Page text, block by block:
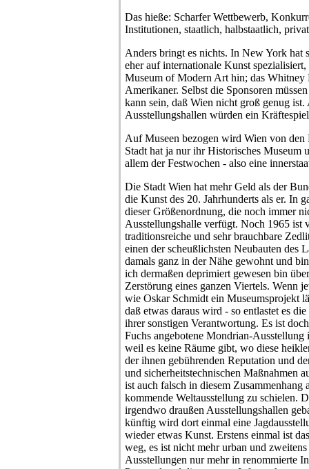
Das hieße: Scharfer Wettbewerb,
Institutionen, staatlich, halbstaatlich,
Anders bringt es nichts. In New York hat
eher auf internationale Kunst
Museum of Modern Art hin; das
Amerikaner. Selbst die Sponsoren
kann sein, daß Wien nicht groß genug
Ausstellungshallen würden ein
Auf Museen bezogen wird Wien von den
Stadt hat ja nur ihr Historisches Museum
allem der Festwochen - also eine
Die Stadt Wien hat mehr Geld als der
die Kunst des 20. Jahrhunderts als er. In
dieser Größenordnung, die noch immer
Ausstellungshalle verfügt. Noch 1965 ist
traditionsreiche und sehr brauchbare
einen der scheußlichsten Neubauten des
damals ganz in der Nähe gewohnt und
ich dermaßen deprimiert gewesen bin
Zerstörung eines ganzen Viertels. Wenn
wie Oskar Schmidt ein Museumsprojekt
daß etwas daraus wird - so entlastet es
ihrer sonstigen Verantwortung. Es ist
Fuchs angebotene Mondrian-
weil es keine Räume gibt, wo diese
der ihnen gebührenden Reputation und
und sicherheitstechnischen Maßnahmen
ist auch falsch in diesem
kommende Weltausstellung zu schielen.
irgendwo draußen Ausstellungshallen
künftig wird dort einmal eine
wieder etwas Kunst. Erstens einmal ist
weg, es ist nicht mehr urban und
Ausstellungen nur mehr in renommierte